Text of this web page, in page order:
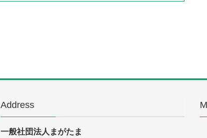
Address
一般社団法人まがたま